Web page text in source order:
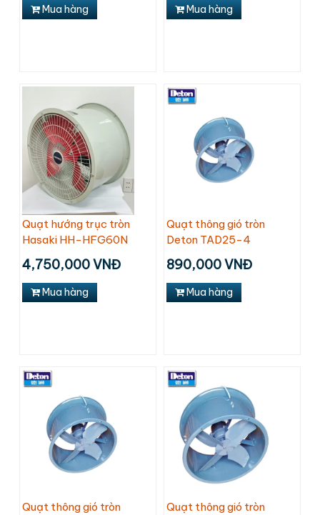
Mua hàng Mua hàng
Quạt hướng trục tròn
Hasaki HH-HFG60N
4,750,000 VNĐ
Mua hàng
Quạt thông gió tròn
Deton TAD25-4
890,000 VNĐ
Mua hàng
Quạt thông gió tròn
Quạt thông gió tròn